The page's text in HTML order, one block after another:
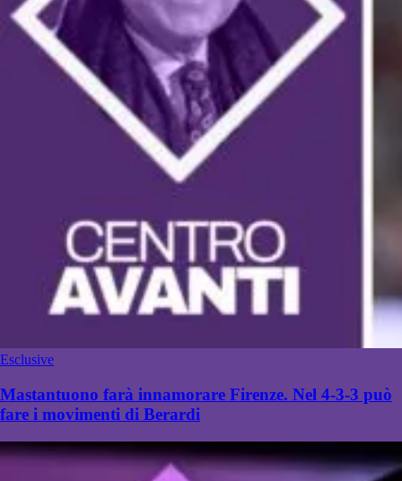
Esclusive
Mastantuono farà innamorare Firenze. Nel 4-3-3 può
fare i movimenti di Berardi